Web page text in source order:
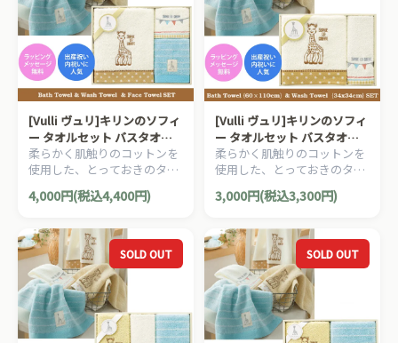
[Vulli ヴュリ]キリンのソフィ
ー タオルセット バスタオル
フェイスタオル ウィッシュタ
オル
柔らかく肌触りのコットンを
使用した、とっておきのタオ
ルセットです。キリンのソフ
ィーコレクションシリーズ
の最高の贈り物を演出しま
す。
4,000円(税込4,400円)
[Vulli ヴュリ]キリンのソフィ
ー タオルセット バスタオル
ウィッシュタオル
柔らかく肌触りのコットンを
使用した、とっておきのタオ
ルセットです。キリンのソフ
ィーコレクションシリーズ
の最高の贈り物を演出しま
す。
3,000円(税込3,300円)
SOLD OUT SOLD OUT